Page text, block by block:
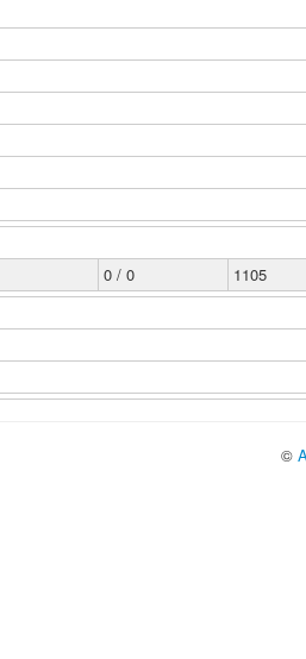
0 / 0 1105
©